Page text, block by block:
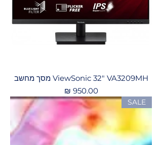
ViewSonic 32" VA3209MH מסך מחשב
מחיר‏950.00 ‏₪
SALE